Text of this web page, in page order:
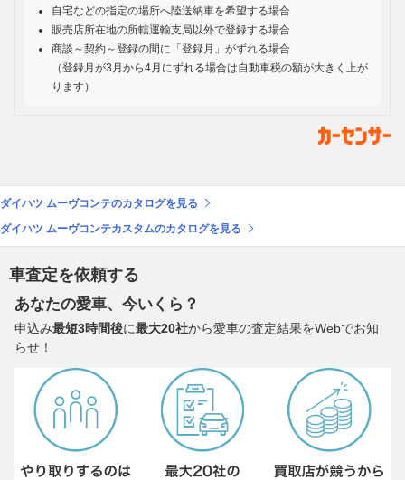
自宅などの指定の場所へ陸送納車を希望する場合
販売店所在地の所轄運輸支局以外で登録する場合
商談～契約～登録の間に「登録月」がずれる場合
（登録月が3月から4月にずれる場合は自動車税の額が大きく上が
ります）
ダイハツ ムーヴコンテのカタログを見る
ダイハツ ムーヴコンテカスタムのカタログを見る
車査定を依頼する
あなたの愛車、今いくら？
申込み最短3時間後に最大20社から愛車の査定結果をWebでお知
らせ！